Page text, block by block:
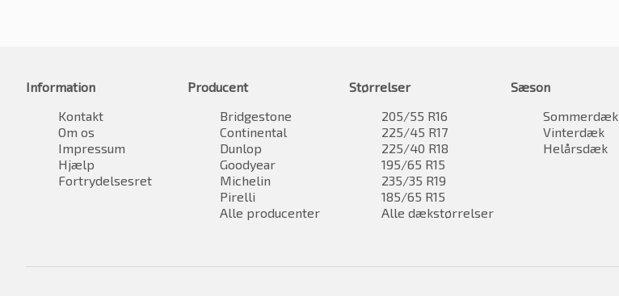
Information
Kontakt
Om os
Impressum
Hjælp
Fortrydelsesret
Producent
Bridgestone
Continental
Dunlop
Goodyear
Michelin
Pirelli
Alle producenter
Størrelser
205/55 R16
225/45 R17
225/40 R18
195/65 R15
235/35 R19
185/65 R15
Alle dækstørrelser
Sæson
Sommerdæk
Vinterdæk
Helårsdæk